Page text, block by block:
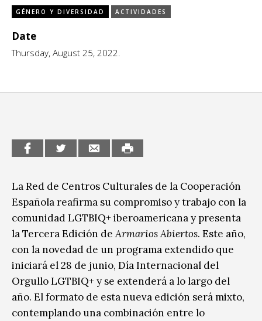
CCE en el interior/libros
Espacio itinerante de lectura infantil
Exposiciones
Formación
Medio Ambiente
Sin categoría
GÉNERO Y DIVERSIDAD ACTIVIDADES
Date
Thursday, August 25, 2022.
La Red de Centros Culturales de la Cooperación
Española reafirma su compromiso y trabajo con la
comunidad LGTBIQ+ iberoamericana y presenta
la Tercera Edición deArmarios Abiertos. Este año,
con la novedad de un programa extendido que
iniciará el 28 de junio, Día Internacional del
Orgullo LGTBIQ+ y se extenderá a lo largo del
año. El formato de esta nueva edición será mixto,
contemplando una combinación entre lo